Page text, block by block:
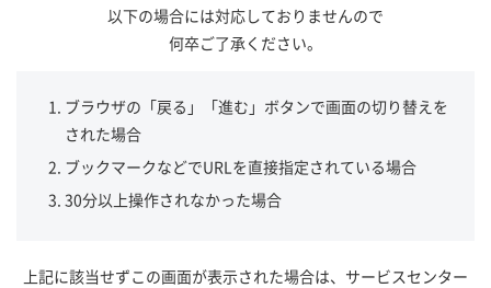
以下の場合には対応しておりませんので
何卒ご了承ください。
ブラウザの「戻る」「進む」ボタンで画面の切り替えを
された場合
ブックマークなどでURLを直接指定されている場合
30分以上操作されなかった場合
上記に該当せずこの画面が表示された場合は、サービスセンター